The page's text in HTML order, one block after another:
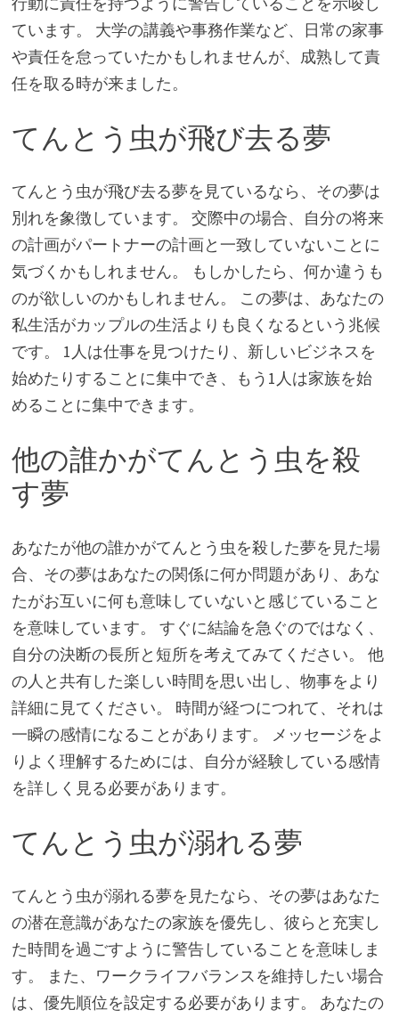
ています。 大学の講義や事務作業など、日常の家事
や責任を怠っていたかもしれませんが、成熟して責
任を取る時が来ました。
てんとう虫が飛び去る夢
てんとう虫が飛び去る夢を見ているなら、その夢は
別れを象徴しています。 交際中の場合、自分の将来
の計画がパートナーの計画と一致していないことに
気づくかもしれません。 もしかしたら、何か違うも
のが欲しいのかもしれません。 この夢は、あなたの
私生活がカップルの生活よりも良くなるという兆候
です。 1人は仕事を見つけたり、新しいビジネスを
始めたりすることに集中でき、もう1人は家族を始
めることに集中できます。
他の誰かがてんとう虫を殺
す夢
あなたが他の誰かがてんとう虫を殺した夢を見た場
合、その夢はあなたの関係に何か問題があり、あな
たがお互いに何も意味していないと感じていること
を意味しています。 すぐに結論を急ぐのではなく、
自分の決断の長所と短所を考えてみてください。 他
の人と共有した楽しい時間を思い出し、物事をより
詳細に見てください。 時間が経つにつれて、それは
一瞬の感情になることがあります。 メッセージをよ
りよく理解するためには、自分が経験している感情
を詳しく見る必要があります。
てんとう虫が溺れる夢
てんとう虫が溺れる夢を見たなら、その夢はあなた
の潜在意識があなたの家族を優先し、彼らと充実し
た時間を過ごすように警告していることを意味しま
す。 また、ワークライフバランスを維持したい場合
は、優先順位を設定する必要があります。 あなたの